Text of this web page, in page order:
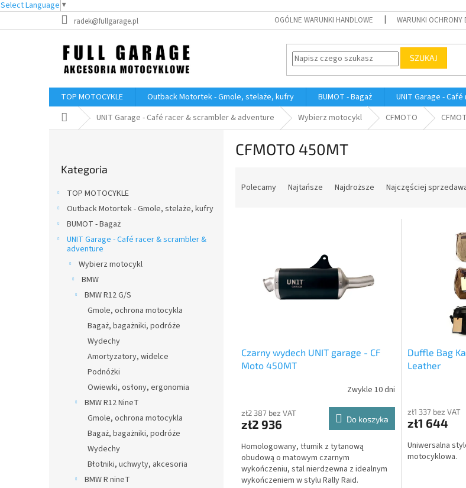
Select Language ▼
do
radek@fullgarage.pl OGÓLNE WARUNKI HANDLOWE WARUNKI OCHRONY
SZUKAJ
TOP MOTOCYKLE Outback Motortek - Gmole, stelaże, kufry BUMOT - Bagaż UNIT Garage -
Home UNIT Garage - Café racer & scrambler & adventure Wybierz motocykl CFMOTO
kategorie
Kategoria
TOP MOTOCYKLE
Outback Motortek - Gmole, stelaże, kufry
BUMOT - Bagaż
UNIT Garage - Café racer & scrambler &
adventure
Wybierz motocykl
BMW
BMW R12 G/S
Gmole, ochrona motocykla
Bagaż, bagażniki, podróże
Wydechy
Amortyzatory, widelce
Podnóżki
Owiewki, osłony, ergonomia
BMW R12 NineT
Gmole, ochrona motocykla
Bagaż, bagażniki, podróże
Wydechy
Błotniki, uchwyty, akcesoria
BMW R nineT
CFMOTO 450MT
Polecamy Najtańsze Najdroższe Najczęściej
Czarny wydech UNIT garage - CF
Moto 450MT
Zwykle 10 dni
zł2 387 bez VAT
zł2 936 Do koszyka
Homologowany, tłumik z tytanową
obudową o matowym czarnym
wykończeniu, stal nierdzewna z idealnym
wykończeniem w stylu Rally Raid.
Duffle Bag
Leather
zł1 337 bez VAT
zł1 644
Uniwersalna
motocyklowa.